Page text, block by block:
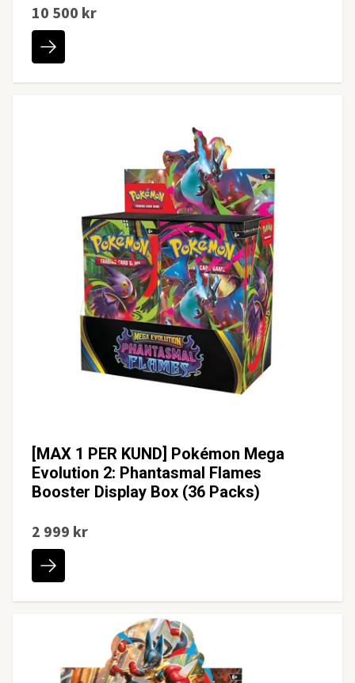
10 500 kr
[MAX 1 PER KUND] Pokémon Mega
Evolution 2: Phantasmal Flames
Booster Display Box (36 Packs)
2 999 kr